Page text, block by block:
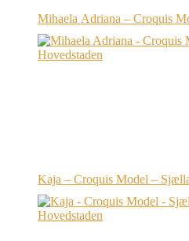
Mihaela Adriana – Croquis
Kaja – Croquis Model –